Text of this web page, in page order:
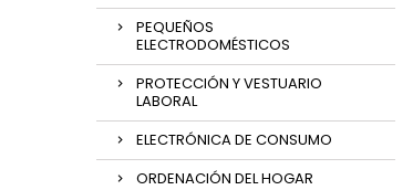
PEQUEÑOS
ELECTRODOMÉSTICOS
PROTECCIÓN Y VESTUARIO
LABORAL
ELECTRÓNICA DE CONSUMO
ORDENACIÓN DEL HOGAR